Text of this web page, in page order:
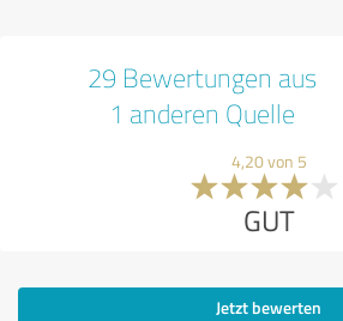
29 Bewertungen aus
1 anderen Quelle
4,20 von 5
GUT
Jetzt bewerten